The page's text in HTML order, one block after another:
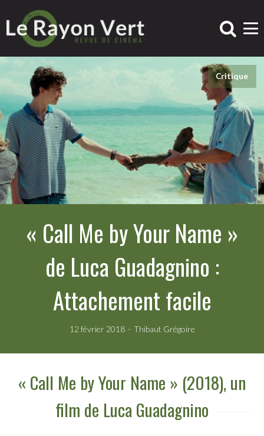
Critique
« Call Me by Your Name »
de Luca Guadagnino :
Attachement facile
12 février 2018 Thibaut Grégoire
« Call Me by Your Name » (2018), un
film de Luca Guadagnino